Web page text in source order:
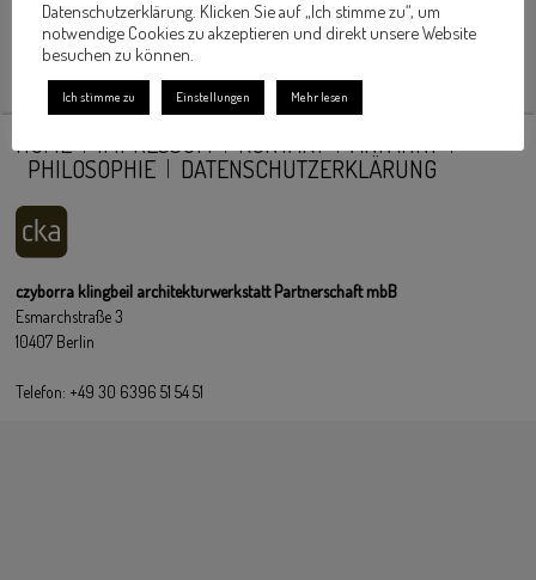
HOME IMPRESSUM KONTAKT
ANFAHRT
PHILOSOPHIE
DATENSCHUTZERKLÄRUNG
czyborra klingbeil architekturwerkstatt Partnerschaft mbB
Esmarchstraße 3
10407 Berlin
Telefon: +49 30 6396 51 54 51
Datenschutzerklärung. Klicken Sie auf „Ich stimme zu“, um
notwendige Cookies zu akzeptieren und direkt unsere Website
besuchen zu können.
Ich stimme zu Einstellungen Mehr lesen